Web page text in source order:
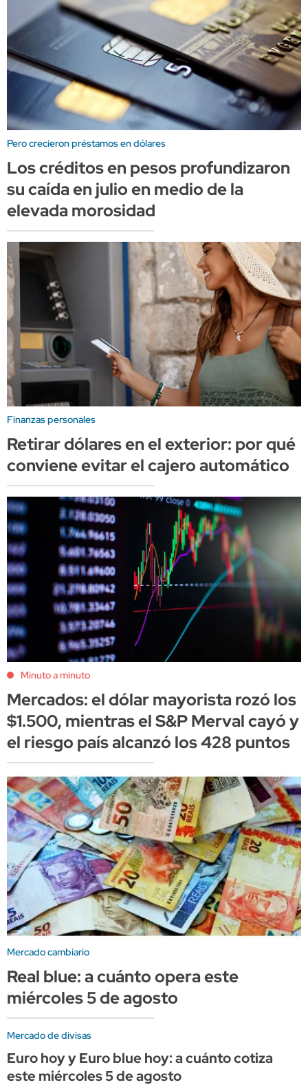
Pero crecieron préstamos en dólares
Los créditos en pesos profundizaron
su caída en julio en medio de la
elevada morosidad
Finanzas personales
Retirar dólares en el exterior: por qué
conviene evitar el cajero automático
Minuto a minuto
Mercados: el dólar mayorista rozó los
$1.500, mientras el S&P Merval cayó y
el riesgo país alcanzó los 428 puntos
Mercado cambiario
Real blue: a cuánto opera este
miércoles 5 de agosto
Mercado de divisas
Euro hoy y Euro blue hoy: a cuánto cotiza
este miércoles 5 de agosto